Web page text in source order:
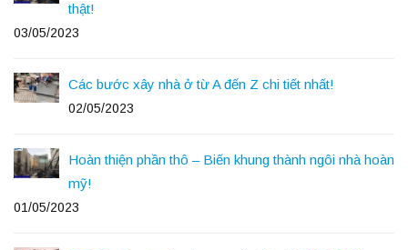
thật!
03/05/2023
Các bước xây nhà ở từ A đến Z chi tiết nhất!
02/05/2023
Hoàn thiện phần thô – Biến khung thành ngôi nhà hoàn
mỹ!
01/05/2023